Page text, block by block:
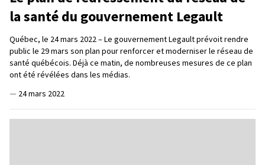
la santé du gouvernement Legault
Québec, le 24 mars 2022 – Le gouvernement Legault prévoit rendre
public le 29 mars son plan pour renforcer et moderniser le réseau de
santé québécois. Déjà ce matin, de nombreuses mesures de ce plan
ont été révélées dans les médias.
— 24 mars 2022